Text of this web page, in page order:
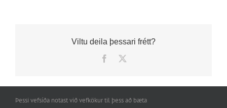
Viltu deila þessari frétt?
Facebook
Þessi vefsíða notast við vefkökur til þess að bæta